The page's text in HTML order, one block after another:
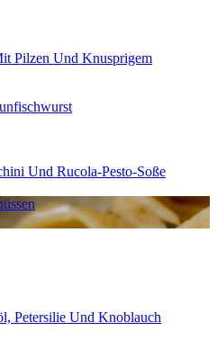
Pilzen Und Knusprigem
Und Rucola-Pesto-Soße
Petersilie Und Knoblauch